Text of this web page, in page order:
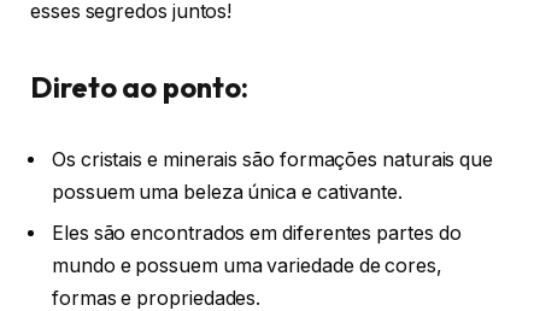
esses segredos juntos!
Direto ao ponto:
Os cristais e minerais são formações naturais que
possuem uma beleza única e cativante.
Eles são encontrados em diferentes partes do
mundo e possuem uma variedade de cores,
formas e propriedades.